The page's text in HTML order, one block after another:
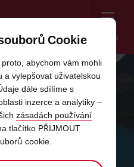
Menu
V VÁS S AVIS
předem. Naplánujte si
až 25 % na krytí s
Avis Inclusive
Cookie
abychom vám mohli
vylepšovat uživatelskou
dále sdílíme s
inzerce a analytiky –
zásadách používání
tlačítko PŘIJMOUT
cookie.